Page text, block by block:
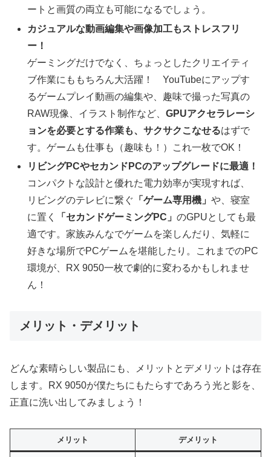
ートと画質の両立も可能になるでしょう。
カジュアルな動画編集や画像加工もストレスフリ
ー！
ゲーミングだけでなく、ちょっとしたクリエイティ
ブ作業にももちろん大活躍！ YouTubeにアップす
るゲームプレイ動画の編集や、趣味で撮った写真の
RAW現像、イラスト制作など、GPUアクセラレーシ
ョンを必要とする作業も、サクサクこなせるはずで
す。ゲームも仕事も（趣味も！）これ一枚でOK！
リビングPCやセカンドPCのアップグレードに最適！
コンパクトな設計と優れた電力効率が実現すれば、
リビングのテレビに繋ぐ 「ゲーム専用機」や、寝室
に置く
「セカンドゲーミングPC」のGPUとしても最
適です。家族みんなでゲームを楽しんだり、気軽に
好きな場所でPCゲームを堪能したり。これまでのPC
環境が、RX 9050一枚で劇的に変わるかもしれませ
ん！
メリット・デメリット
どんな素晴らしい製品にも、メリットとデメリットは存在
します。RX 9050が僕たちにもたらすであろう光と影を、
正直に洗い出してみましょう！
メリット デメリット